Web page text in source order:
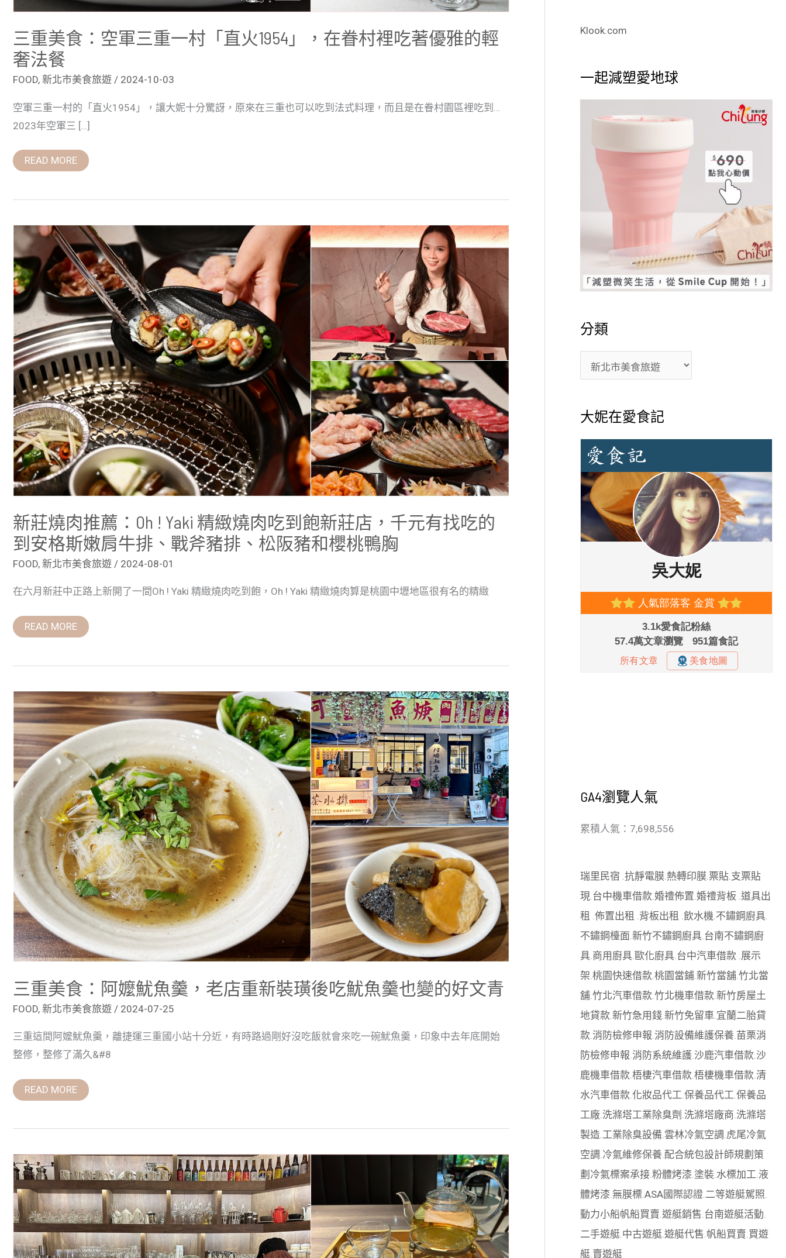
三重美食：空軍三重一村「直火1954」，在眷村裡吃著優雅的輕
奢法餐
FOOD, 新北市美食旅遊 / 2024-10-03
空軍三重一村的「直火1954」，讓大妮十分驚訝，原來在三重也可以吃到法式料理，而且是在眷村園區裡吃到…
2023年空軍三 […]
READ MORE
新莊燒肉推薦：Oh ! Yaki 精緻燒肉吃到飽新莊店，千元有找吃的
到安格斯嫩肩牛排、戰斧豬排、松阪豬和櫻桃鴨胸
FOOD, 新北市美食旅遊 / 2024-08-01
在六月新莊中正路上新開了一間Oh ! Yaki 精緻燒肉吃到飽，Oh ! Yaki 精緻燒肉算是桃園中壢地區很有名的精緻
新
莊
燒
肉
推
薦：
Oh
!
Yaki
緻
燒
肉
吃
到
飽
新
莊
店，
千
元
有
找
吃
的
到
安
格
嫩
肩
牛
排、
斧
排、
松
豬
和
櫻
胸
READ MORE
三重美食：阿嬤魷魚羹，老店重新裝璜後吃魷魚羹也變的好文青
FOOD, 新北市美食旅遊 / 2024-07-25
三重這間阿嬤魷魚羹，離捷運三重國小站十分近，有時路過剛好沒吃飯就會來吃一碗魷魚羹，印象中去年底開始
整修，整修了滿久&#8
三
重
美
食：
阿
嬤
魷
魚
羹，
老
店
重
新
裝
璜
後
吃
魷
魚
羹
也
變
的
好
文
青
READ MORE
新
莊
咖
啡
廳：
BUNA
CAFE
納
咖
Klook.com
一起減塑愛地球
分類
大妮在愛食記
GA4瀏覽人氣
累積人氣：7,698,556
瑞里民宿 .抗靜電膜.熱轉印膜.票貼.支票貼
現.台中機車借款.婚禮佈置.婚禮背板 .道具出
租 .佈置出租 .背板出租 .飲水機.不鏽鋼廚具.
不鏽鋼檯面.新竹不鏽鋼廚具.台南不鏽鋼廚
具.商用廚具.歐化廚具.台中汽車借款 .展示
架.桃園快速借款.桃園當鋪.新竹當舖.竹北當
舖.竹北汽車借款.竹北機車借款.新竹房屋土
地貸款.新竹急用錢.新竹免留車.宜蘭二胎貸
款.消防檢修申報.消防設備維護保養.苗栗消
防檢修申報.消防系統維護.沙鹿汽車借款.沙
鹿機車借款.梧棲汽車借款.梧棲機車借款.清
水汽車借款.化妝品代工.保養品代工.保養品
工廠.洗滌塔工業除臭劑 .洗滌塔廠商.洗滌塔
製造.工業除臭設備.雲林冷氣空調.虎尾冷氣
空調.冷氣維修保養.配合統包設計師規劃策
劃 冷氣標案承接.粉體烤漆.塗裝.水標加工.液
體烤漆.無膜標.ASA國際認證.二等遊艇駕照.
動力小船帆船買賣.遊艇銷售.台南遊艇活動.
二手遊艇.中古遊艇.遊艇代售.帆船買賣.買遊
艇.賣遊艇